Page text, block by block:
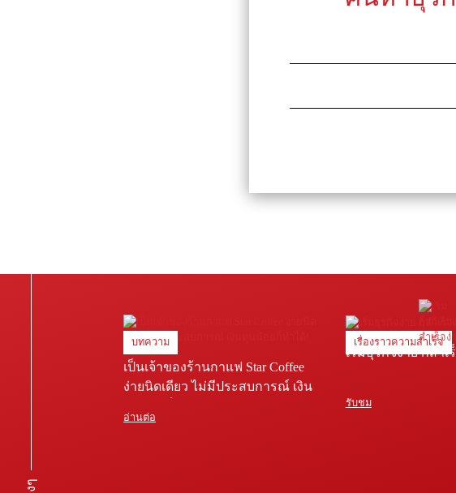
บทความ
เป็นเจ้าของร้านกาแฟ Star Coffee
ง่ายนิดเดียว ไม่มีประสบการณ์ เงิน
อ่านต่อ
เรื่องราวความสำเร็จ
เริ่มธุรกิจง่าย ก็สำเ
รับชม